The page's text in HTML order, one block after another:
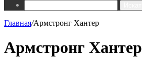
Главная/Армстронг Хантер
Армстронг Хантер